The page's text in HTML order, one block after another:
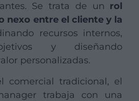
Se trata de un rol
nexo entre el cliente y la
recursos internos,
y diseñando
personalizadas.
comercial tradicional, el
trabaja con una